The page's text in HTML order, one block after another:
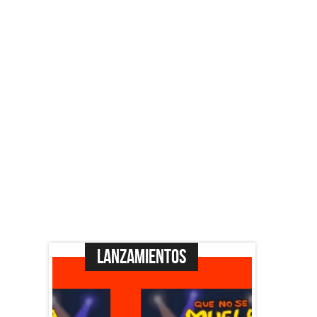
Lanzamientos